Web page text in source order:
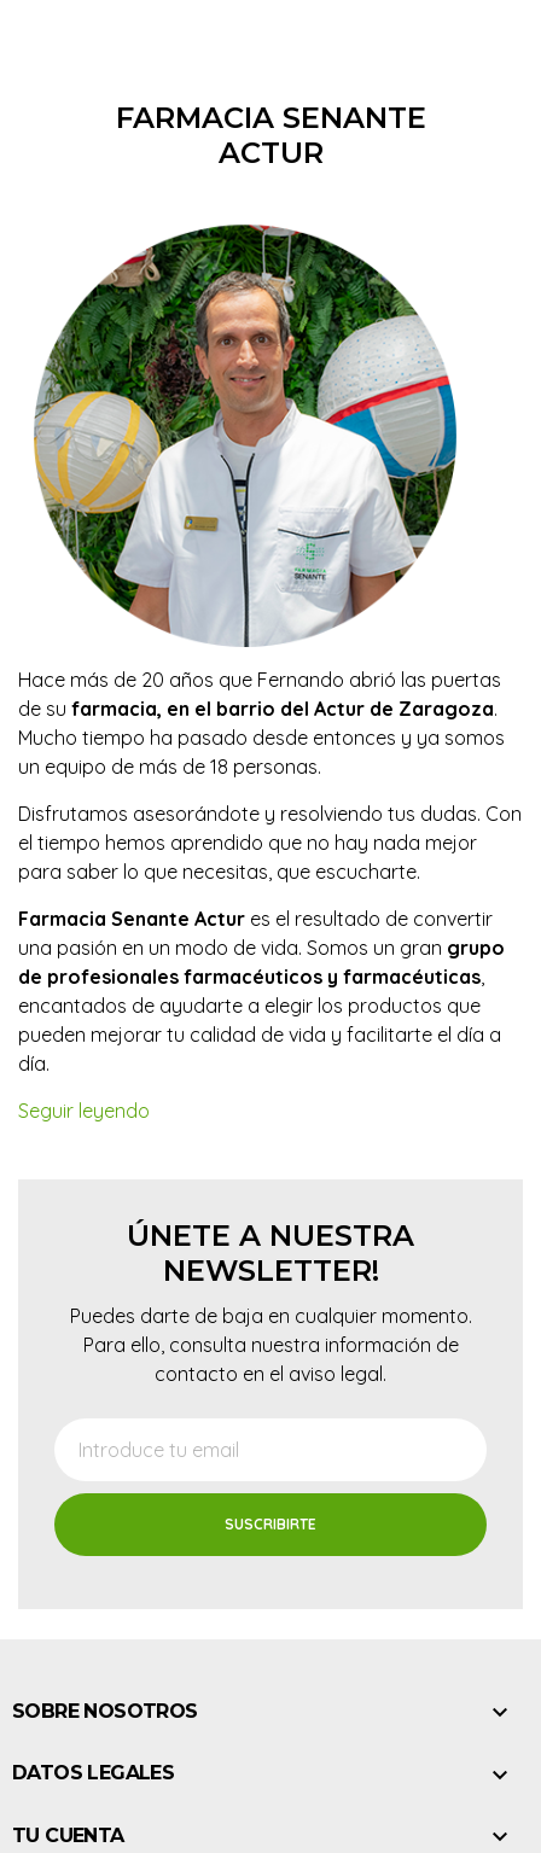
FARMACIA SENANTE
ACTUR
Hace más de 20 años que Fernando abrió las puertas
de su farmacia, en el barrio del Actur de Zaragoza.
Mucho tiempo ha pasado desde entonces y ya somos
un equipo de más de 18 personas.
Disfrutamos asesorándote y resolviendo tus dudas. Con
el tiempo hemos aprendido que no hay nada mejor
para saber lo que necesitas, que escucharte.
Farmacia Senante Actur es el resultado de convertir
una pasión en un modo de vida. Somos un gran grupo
de profesionales farmacéuticos y farmacéuticas
encantados de ayudarte a elegir los productos que
pueden mejorar tu calidad de vida y facilitarte el día a
día.
Seguir leyendo
ÚNETE A NUESTRA
NEWSLETTER!
Puedes darte de baja en cualquier momento.
Para ello, consulta nuestra información de
contacto en el aviso legal.
SUSCRIBIRTE
SOBRE NOSOTROS 
DATOS LEGALES 
TU CUENTA 